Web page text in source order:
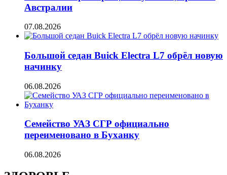
Австралии
07.08.2026
Большой седан Buick Electra L7 обрёл новую
начинку
06.08.2026
Семейство УАЗ СГР официально
переименовано в Буханку
06.08.2026